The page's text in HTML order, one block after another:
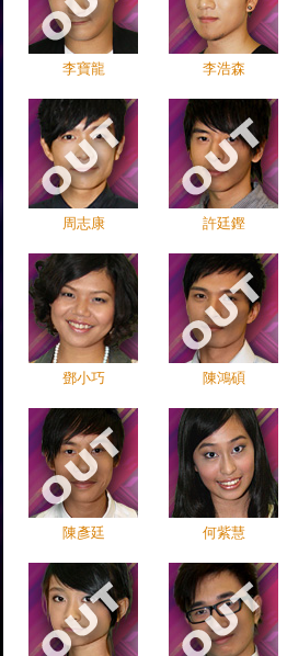
李寶龍 李浩森
周志康 許廷鏗
鄧小巧 陳鴻碩
陳彥廷 何紫慧